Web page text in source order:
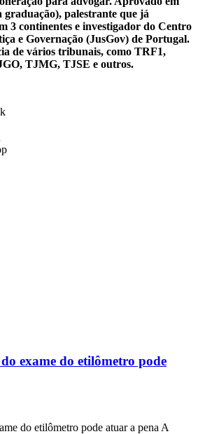
graduação), palestrante que já
3 continentes e investigador do Centro
e Governação (JusGov) de Portugal.
de vários tribunais, como TRF1,
TJMG, TJSE e outros.
exame do etilômetro pode
do etilômetro pode atuar a pena A